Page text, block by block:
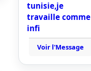
tunisie,je
travaille comme
infi
Voir l'Message